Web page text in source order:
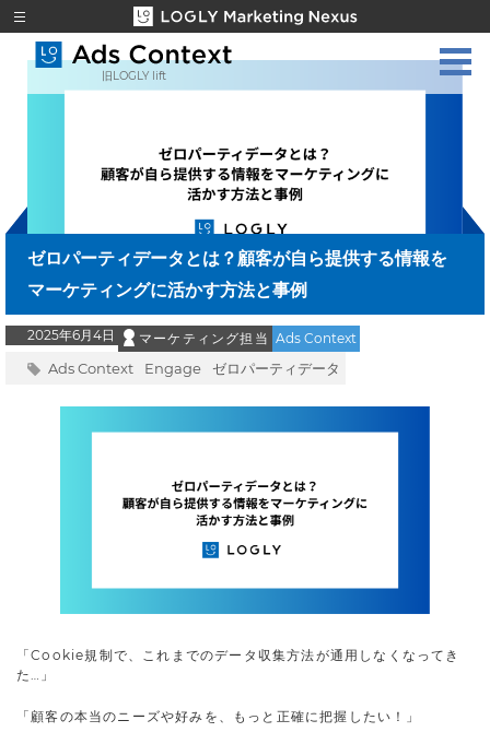
旧LOGLY lift
ゼロパーティデータとは？顧客が自ら提供する情報を
マーケティングに活かす方法と事例
2025年6月4日 マーケティング担当 Ads Context
Ads Context Engage ゼロパーティデータ
「Cookie規制で、これまでのデータ収集方法が通用しなくなってき
た…」
「顧客の本当のニーズや好みを、もっと正確に把握したい！」